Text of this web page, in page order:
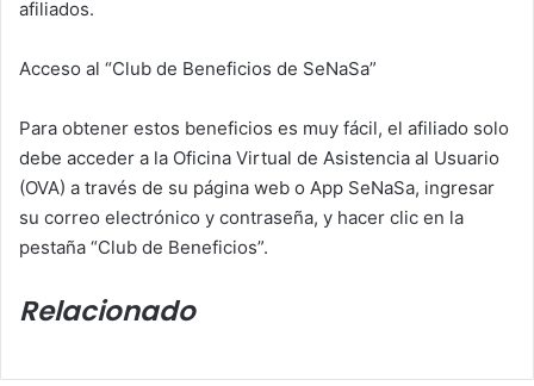
afiliados.
Acceso al “Club de Beneficios de SeNaSa”
Para obtener estos beneficios es muy fácil, el afiliado solo
debe acceder a la Oficina Virtual de Asistencia al Usuario
(OVA) a través de su página web o App SeNaSa, ingresar
su correo electrónico y contraseña, y hacer clic en la
pestaña “Club de Beneficios”.
Relacionado